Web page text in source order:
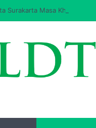
Surakarta Masa Khidmat